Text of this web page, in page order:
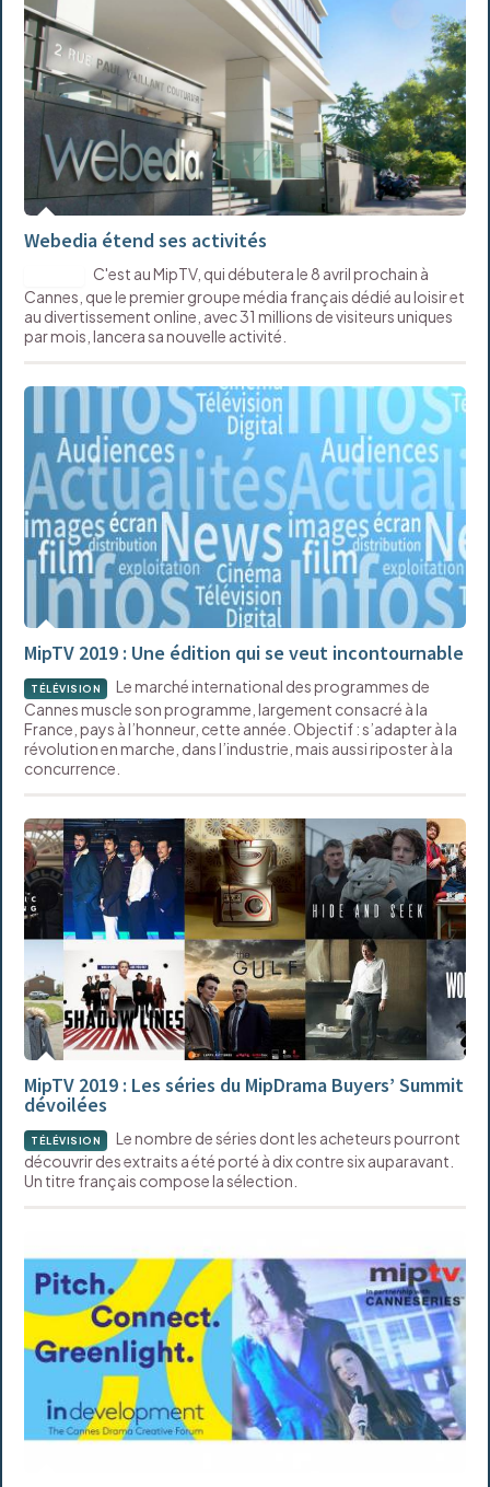
Webedia étend ses activités
C'est au MipTV, qui débutera le 8 avril prochain à
Cannes, que le premier groupe média français dédié au loisir et
au divertissement online, avec 31 millions de visiteurs uniques
par mois, lancera sa nouvelle activité.
MipTV 2019 : Une édition qui se veut incontournable
TÉLÉVISION
Le marché international des programmes de
Cannes muscle son programme, largement consacré à la
France, pays à l’honneur, cette année. Objectif : s’adapter à la
révolution en marche, dans l’industrie, mais aussi riposter à la
concurrence.
MipTV 2019 : Les séries du MipDrama Buyers’ Summit
dévoilées
TÉLÉVISION
Le nombre de séries dont les acheteurs pourront
découvrir des extraits a été porté à dix contre six auparavant.
Un titre français compose la sélection.